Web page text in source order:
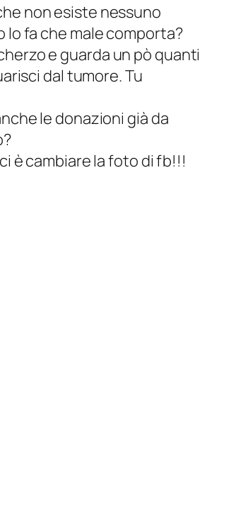
non esiste nessuno
lo fa che male comporta?
e guarda un pò quanti
dal tumore. Tu
le donazioni già da
è cambiare la foto di fb!!!